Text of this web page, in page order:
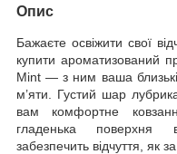
Опис
Бажаєте освіжити свої
купити ароматизований
Mint — з ним ваша
м’яти. Густий шар
вам комфортне
гладенька поверхня
забезпечить відчуття, як